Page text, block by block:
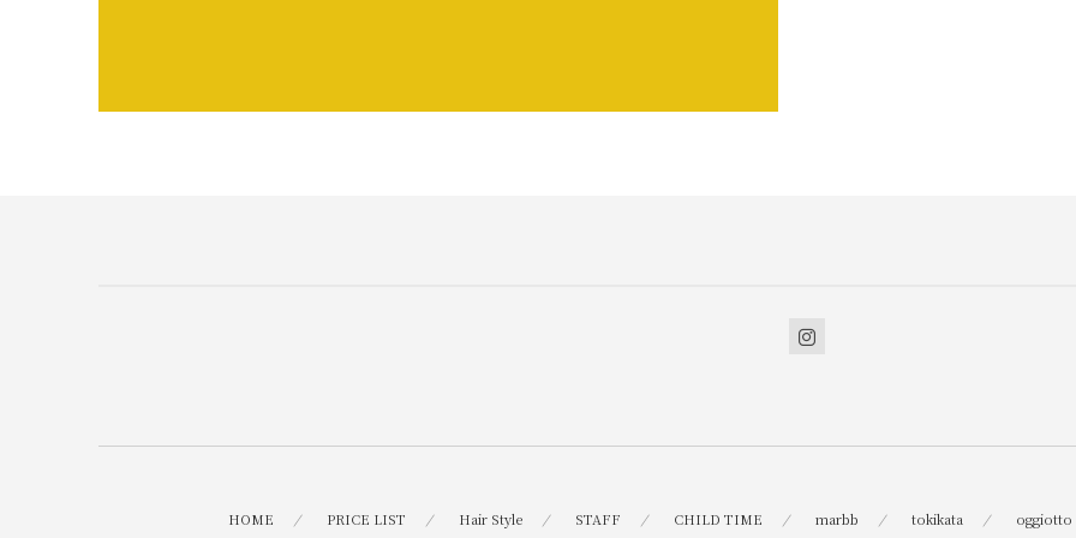
HOME PRICE LIST Hair Style STAFF CHILD TIME marbb tokikata oggiotto